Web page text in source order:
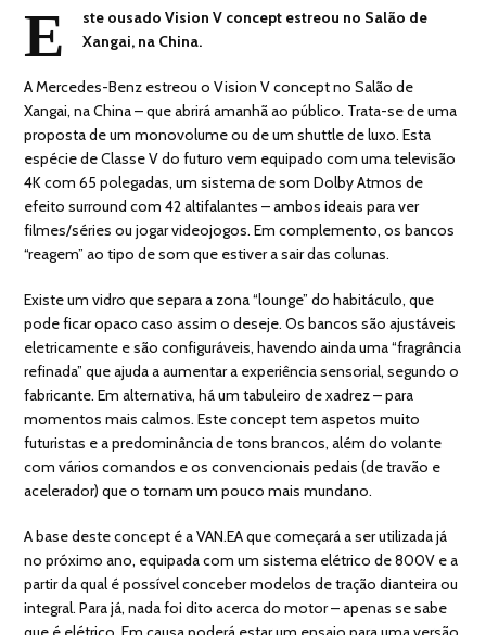
E
ste ousado Vision V concept estreou no Salão de
Xangai, na China.
A Mercedes-Benz estreou o Vision V concept no Salão de
Xangai, na China – que abrirá amanhã ao público. Trata-se de uma
proposta de um monovolume ou de um shuttle de luxo. Esta
espécie de Classe V do futuro vem equipado com uma televisão
4K com 65 polegadas, um sistema de som Dolby Atmos de
efeito surround com 42 altifalantes – ambos ideais para ver
filmes/séries ou jogar videojogos. Em complemento, os bancos
“reagem” ao tipo de som que estiver a sair das colunas.
Existe um vidro que separa a zona “lounge” do habitáculo, que
pode ficar opaco caso assim o deseje. Os bancos são ajustáveis
eletricamente e são configuráveis, havendo ainda uma “fragrância
refinada” que ajuda a aumentar a experiência sensorial, segundo o
fabricante. Em alternativa, há um tabuleiro de xadrez – para
momentos mais calmos. Este concept tem aspetos muito
futuristas e a predominância de tons brancos, além do volante
com vários comandos e os convencionais pedais (de travão e
acelerador) que o tornam um pouco mais mundano.
A base deste concept é a VAN.EA que começará a ser utilizada já
no próximo ano, equipada com um sistema elétrico de 800V e a
partir da qual é possível conceber modelos de tração dianteira ou
integral. Para já, nada foi dito acerca do motor – apenas se sabe